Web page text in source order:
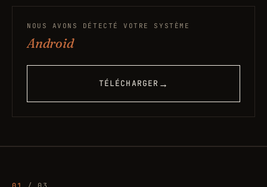
NOUS AVONS DÉTECTÉ VOTRE SYSTÈME
Android
TÉLÉCHARGER →